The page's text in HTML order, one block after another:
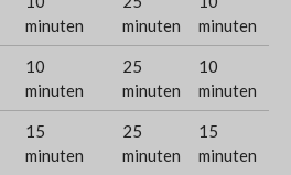
minuten
minuten
minuten
10
minuten
25
minuten
10
minuten
15
minuten
25
minuten
15
minuten